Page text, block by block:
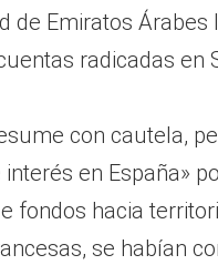
de Emiratos
radicadas en
con cautela,
interés en España»
fondos hacia
se habían